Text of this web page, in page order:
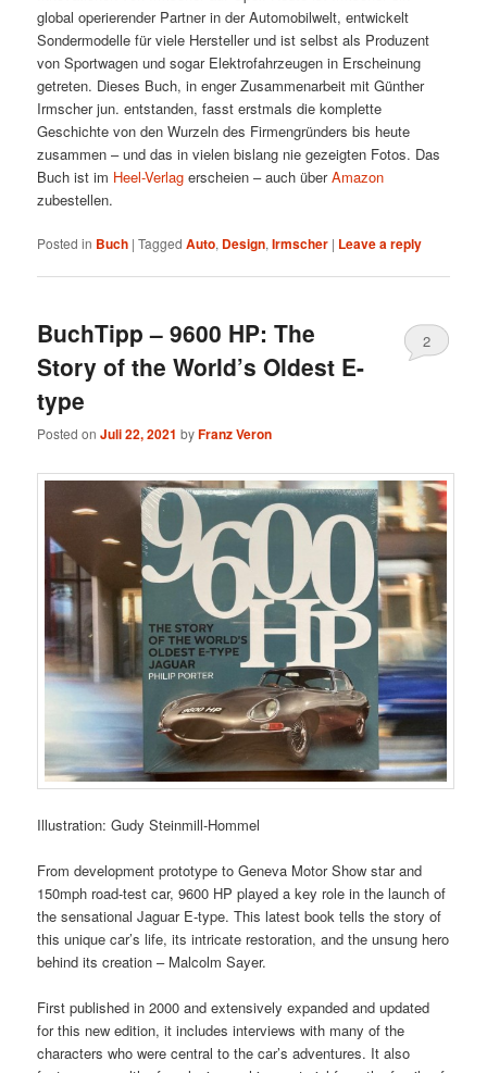
global operierender Partner in der Automobilwelt, entwickelt
Sondermodelle für viele Hersteller und ist selbst als Produzent
von Sportwagen und sogar Elektrofahrzeugen in Erscheinung
getreten. Dieses Buch, in enger Zusammenarbeit mit Günther
Irmscher jun. entstanden, fasst erstmals die komplette
Geschichte von den Wurzeln des Firmengründers bis heute
zusammen – und das in vielen bislang nie gezeigten Fotos. Das
Buch ist im Heel-Verlag erscheien – auch überAmazon
zubestellen.
Posted in Buch |Tagged Auto, Design,Irmscher | Leave a reply
BuchTipp – 9600 HP: The
Story of the World’s Oldest E-
type
Posted onJuli 22, 2021 byFranz Veron
2
Illustration: Gudy Steinmill-Hommel
From development prototype to Geneva Motor Show star and
150mph road-test car, 9600 HP played a key role in the launch of
the sensational Jaguar E-type. This latest book tells the story of
this unique car’s life, its intricate restoration, and the unsung hero
behind its creation – Malcolm Sayer.
First published in 2000 and extensively expanded and updated
for this new edition, it includes interviews with many of the
characters who were central to the car’s adventures. It also